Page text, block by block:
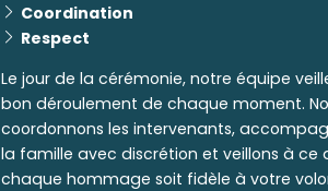
Coordination
Respect
Le jour de la cérémonie, notre équipe
bon déroulement de chaque moment.
coordonnons les intervenants,
la famille avec discrétion et veillons à ce
chaque hommage soit fidèle à votre